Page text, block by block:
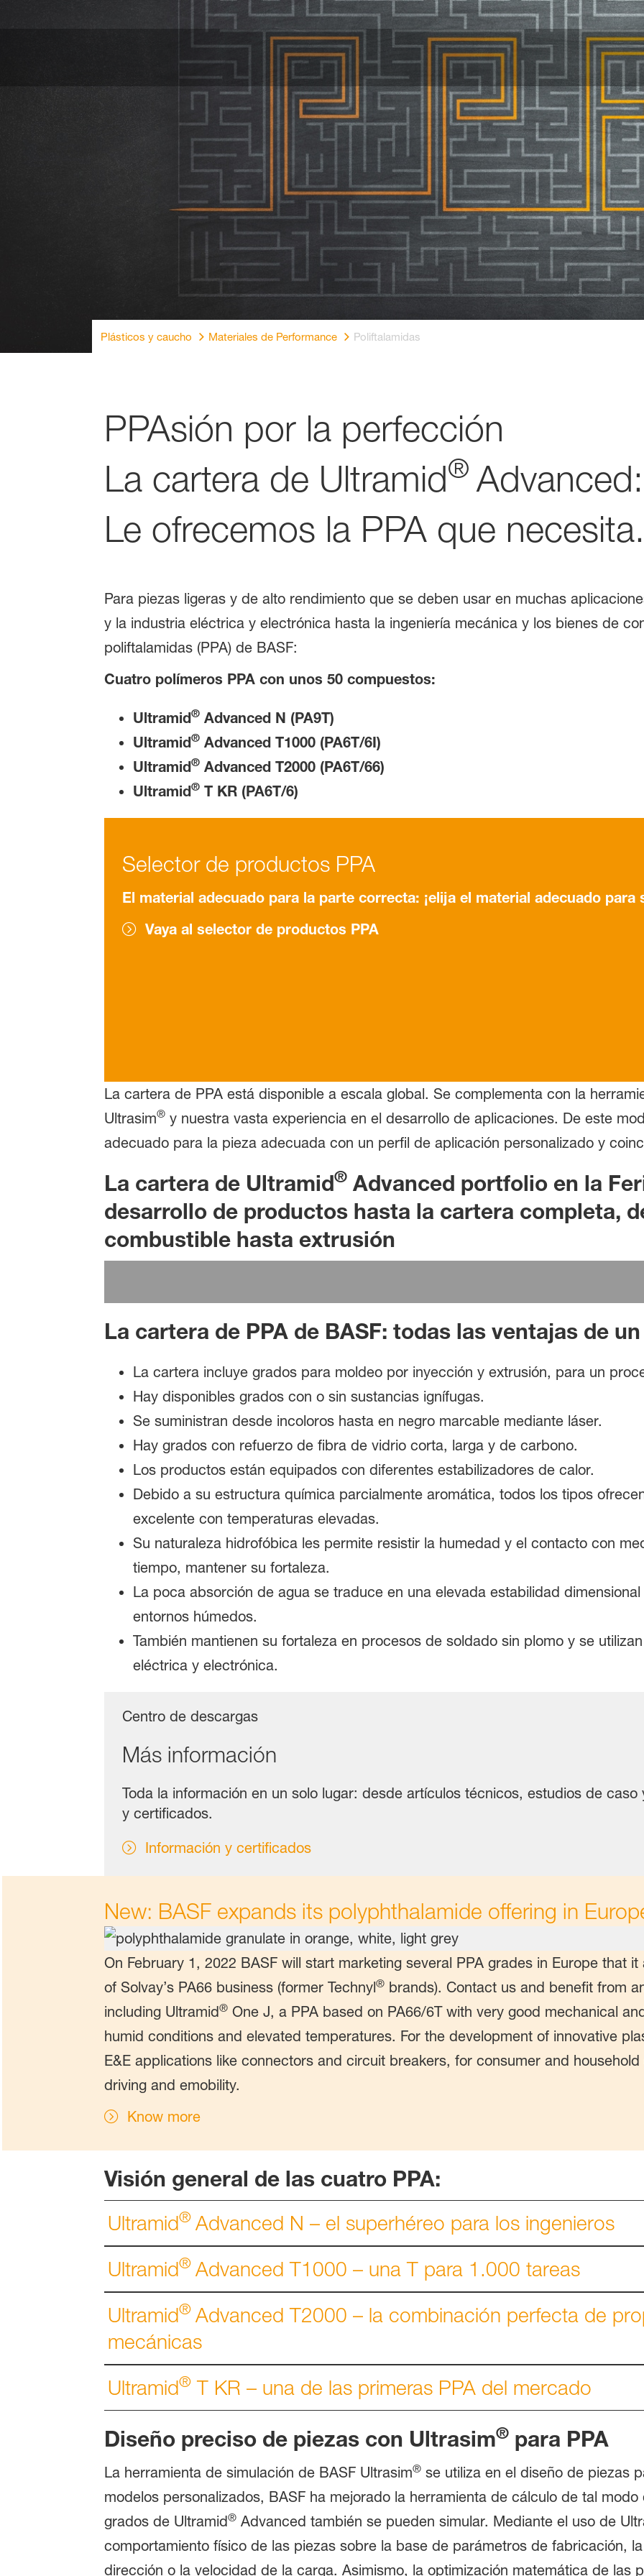
Plásticos y caucho Materiales de Performance Poliftalamidas
PPAsión por la perfección
La cartera de Ultramid® Advanced:
Le ofrecemos la PPA que necesita.
Para piezas ligeras y de alto rendimiento que se deben usar en muchas
y la industria eléctrica y electrónica hasta la ingeniería mecánica y los bienes de
poliftalamidas (PPA) de BASF:
Cuatro polímeros PPA con unos 50 compuestos:
Ultramid®Advanced N (PA9T)
Ultramid®Advanced T1000 (PA6T/6I)
Ultramid®Advanced T2000 (PA6T/66)
Ultramid®T KR (PA6T/6)
Selector de productos PPA
El material adecuado para la parte correcta: ¡elija el material adecuado para
Vaya al selector de productos PPA
La cartera de PPA está disponible a escala global. Se complementa con la
Ultrasim®y nuestra vasta experiencia en el desarrollo de aplicaciones. De este
adecuado para la pieza adecuada con un perfil de aplicación personalizado y
La cartera de Ultramid®Advanced portfolio en la
desarrollo de productos hasta la cartera completa,
combustible hasta extrusión
La cartera de PPA de BASF: todas las ventajas de
La cartera incluye grados para moldeo por inyección y extrusión, para un
Hay disponibles grados con o sin sustancias ignífugas.
Se suministran desde incoloros hasta en negro marcable mediante láser.
Hay grados con refuerzo de fibra de vidrio corta, larga y de carbono.
Los productos están equipados con diferentes estabilizadores de calor.
Debido a su estructura química parcialmente aromática, todos los tipos
excelente con temperaturas elevadas.
Su naturaleza hidrofóbica les permite resistir la humedad y el contacto con
tiempo, mantener su fortaleza.
La poca absorción de agua se traduce en una elevada estabilidad
entornos húmedos.
También mantienen su fortaleza en procesos de soldado sin plomo y se
eléctrica y electrónica.
Centro de descargas
Más información
Toda la información en un solo lugar: desde artículos técnicos, estudios de
y certificados.
Información y certificados
New: BASF expands its polyphthalamide offering in
On February 1, 2022 BASF will start marketing several PPA grades in Europe that
of Solvay’s PA66 business (former Technyl ®brands). Contact us and benefit from
including Ultramid®One J, a PPA based on PA66/6T with very good mechanical
humid conditions and elevated temperatures. For the development of innovative
E&E applications like connectors and circuit breakers, for consumer and
driving and emobility.
Know more
Visión general de las cuatro PPA:
Ultramid® Advanced N – el superhéreo para los ingenieros
Ultramid® Advanced T1000 – una T para 1.000 tareas
Ultramid® Advanced T2000 – la combinación perfecta de
mecánicas
Ultramid®T KR – una de las primeras PPA del mercado
Diseño preciso de piezas con Ultrasim®para PPA
La herramienta de simulación de BASF Ultrasim®se utiliza en el diseño de piezas
modelos personalizados, BASF ha mejorado la herramienta de cálculo de tal
grados de Ultramid®Advanced también se pueden simular. Mediante el uso de
comportamiento físico de las piezas sobre la base de parámetros de fabricación,
dirección o la velocidad de la carga. Asimismo, la optimización matemática de las